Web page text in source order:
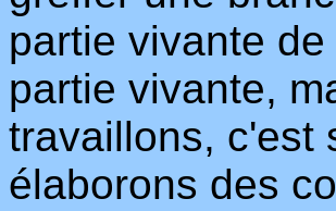
partie vivante
partie vivante,
travaillons, c'est
élaborons des